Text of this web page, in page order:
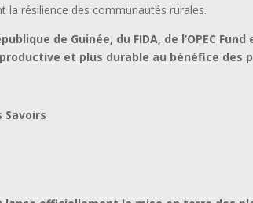
la résilience des communautés rurales.
de Guinée, du FIDA, de l’OPEC
et plus durable au bénéfice des
Savoirs